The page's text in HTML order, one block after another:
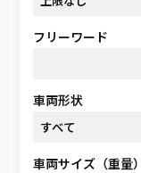
フリーワード
車両形状
車両サイズ（重量）